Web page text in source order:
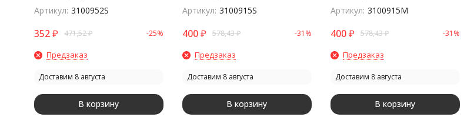
Артикул: 3100952S
352 ₽ 471,52₽ -25%
Предзаказ
Доставим 8 августа
В корзину
Артикул: 3100915S
400₽ 578,43₽ -31%
Предзаказ
Доставим 8 августа
В корзину
Артикул: 3100915M
400₽ 578,43₽ -31%
Предзаказ
Доставим 8 августа
В корзину